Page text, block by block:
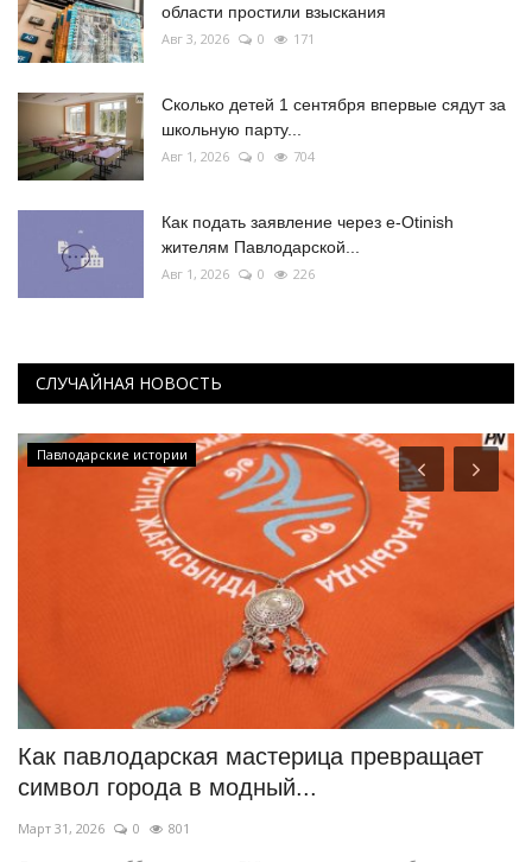
области простили взыскания
Авг 3, 2026 0 171
Сколько детей 1 сентября впервые сядут за
школьную парту...
Авг 1, 2026 0 704
Как подать заявление через e-Otinish
жителям Павлодарской...
Авг 1, 2026 0 226
СЛУЧАЙНАЯ НОВОСТЬ
Павлодарские истории
Как павлодарская мастерица превращает
символ города в модный...
Март 31, 2026 0 801